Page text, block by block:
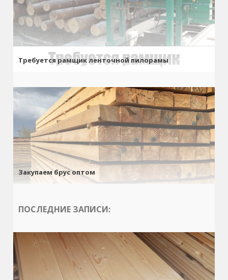
Требуется рамщик ленточной пилорамы
Закупаем брус оптом
ПОСЛЕДНИЕ ЗАПИСИ: